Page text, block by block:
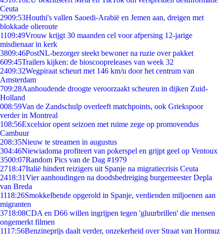
Ceuta
2909:53Houthi's vallen Saoedi-Arabië en Jemen aan, dreigen met
blokkade olieroute
1109:49Vrouw krijgt 30 maanden cel voor afpersing 12-jarige
misdienaar in kerk
3809:46PostNL-bezorger steekt bewoner na ruzie over pakket
609:45Trailers kijken: de bioscoopreleases van week 32
2409:32Wegpiraat scheurt met 146 km/u door het centrum van
Amsterdam
709:28Aanhoudende droogte veroorzaakt scheuren in dijken Zuid-
Holland
008:59Van de Zandschulp overleeft matchpoints, ook Griekspoor
verder in Montreal
108:56Excelsior opent seizoen met ruime zege op promovendus
Cambuur
208:35Nieuw te streamen in augustus
304:46Niewiadoma profiteert van pokerspel en grijpt geel op Ventoux
3500:07Random Pics van de Dag #1979
2718:47Italië hindert reizigers uit Spanje na migratiecrisis Ceuta
2418:31Vier aanhoudingen na doodsbedreiging burgemeester Depla
van Breda
1118:26Smokkelbende opgerold in Spanje, verdienden miljoenen aan
migranten
3718:08CDA en D66 willen ingrijpen tegen 'gluurbrillen' die mensen
ongemerkt filmen
1117:56Benzineprijs daalt verder, onzekerheid over Straat van Hormuz